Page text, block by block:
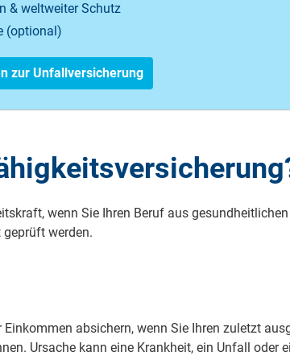
& weltweiter Schutz
(optional)
zur Unfallversicherung
wenn Sie Ihren Beruf aus
werden.
absichern, wenn Sie Ihren zuletzt
Ursache kann eine Krankheit, ein Unfall oder